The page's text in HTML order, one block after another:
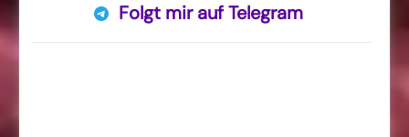
Folgt mir auf Telegram